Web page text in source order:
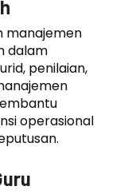
manajemen
dalam
penilaian,
operasional